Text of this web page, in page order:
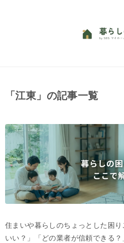
「江東」の記事一覧
住まいや暮らしのちょっとした困
いい？」「どの業者が信頼できる